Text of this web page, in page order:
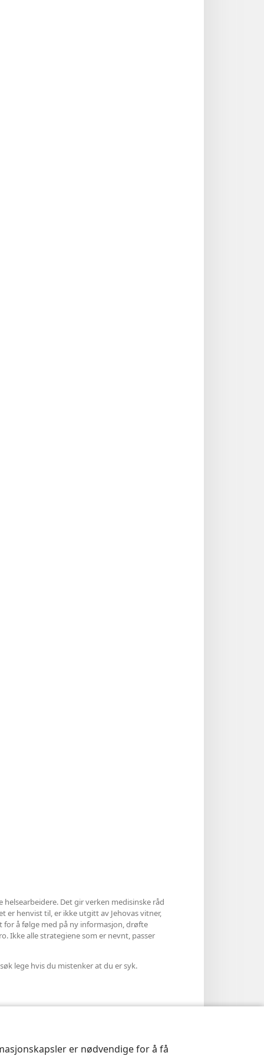
er nødvendige for å få
Det gir verken medisinske råd
er henvist til, er ikke utgitt av Jehovas vitner,
for å følge med på ny informasjon, drøfte
Ikke alle strategiene som er nevnt, passer
lege hvis du mistenker at du er syk.